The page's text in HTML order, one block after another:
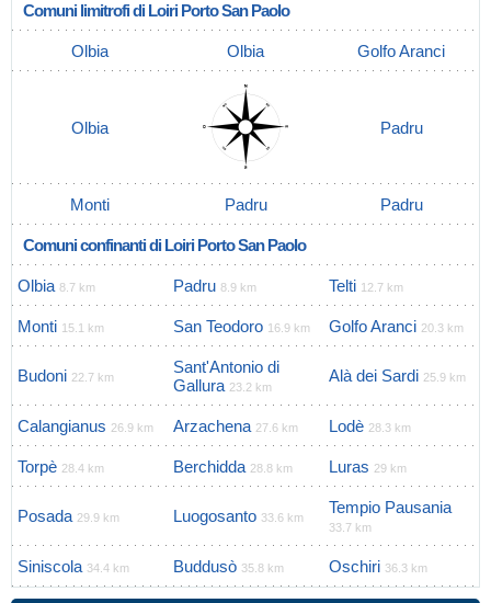
Comuni limitrofi di Loiri Porto San Paolo
Olbia Olbia Golfo Aranci
Olbia Padru
Monti Padru Padru
Comuni confinanti di Loiri Porto San Paolo
Olbia 8.7 km Padru 8.9 km Telti 12.7 km
Monti 15.1 km San Teodoro 16.9 km Golfo Aranci 20.3 km
Budoni 22.7 km
Sant'Antonio di
Gallura 23.2 km
Alà dei Sardi 25.9 km
Calangianus 26.9 km Arzachena 27.6 km Lodè 28.3 km
Torpè 28.4 km Berchidda 28.8 km Luras 29 km
Posada 29.9 km Luogosanto 33.6 km
Tempio Pausania
33.7 km
Siniscola 34.4 km Buddusò 35.8 km Oschiri 36.3 km